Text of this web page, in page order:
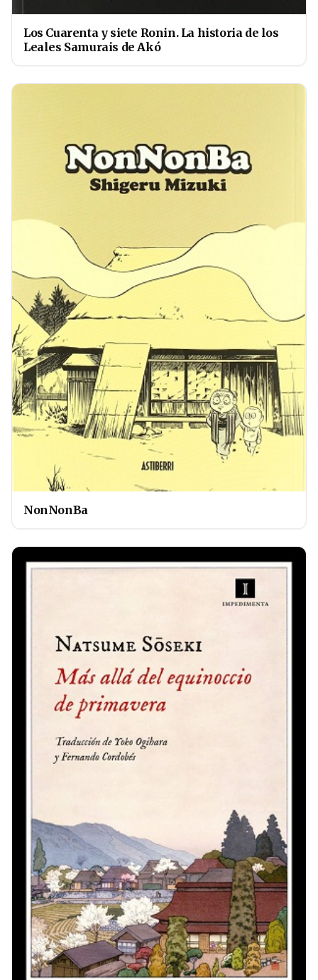
Los Cuarenta y siete Ronin. La historia de los
Leales Samurais de Akó
NonNonBa